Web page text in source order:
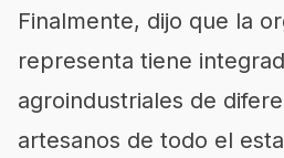
Finalmente, dijo que la
representa tiene
agroindustriales de
artesanos de todo el